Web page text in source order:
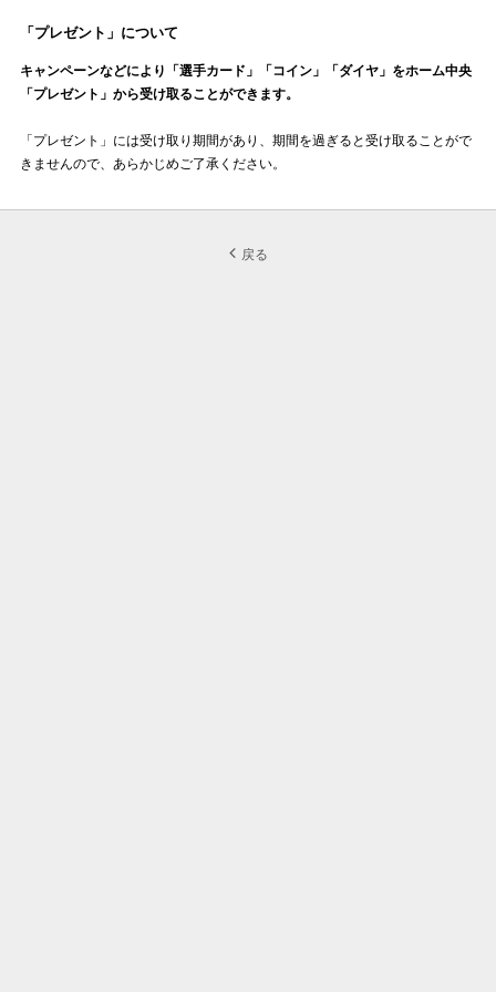
「プレゼント」について
キャンペーンなどにより「選手カード」「コイン」「ダイヤ」をホーム中央
「プレゼント」から受け取ることができます。
「プレゼント」には受け取り期間があり、期間を過ぎると受け取ることがで
きませんので、あらかじめご了承ください。
戻る